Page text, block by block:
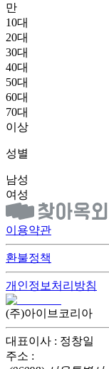
만
10대
20대
30대
40대
50대
60대
70대
이상
성별
남성
여성
이용약관
환불정책
개인정보처리방침
(주)아이브코리아
대표이사 : 정창일
주소 :